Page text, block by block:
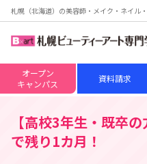
札幌（北海道）の美容師・メイク・ネイル
オープン
キャンパス
資料請求
【高校3年生・既卒
で残り1カ月！